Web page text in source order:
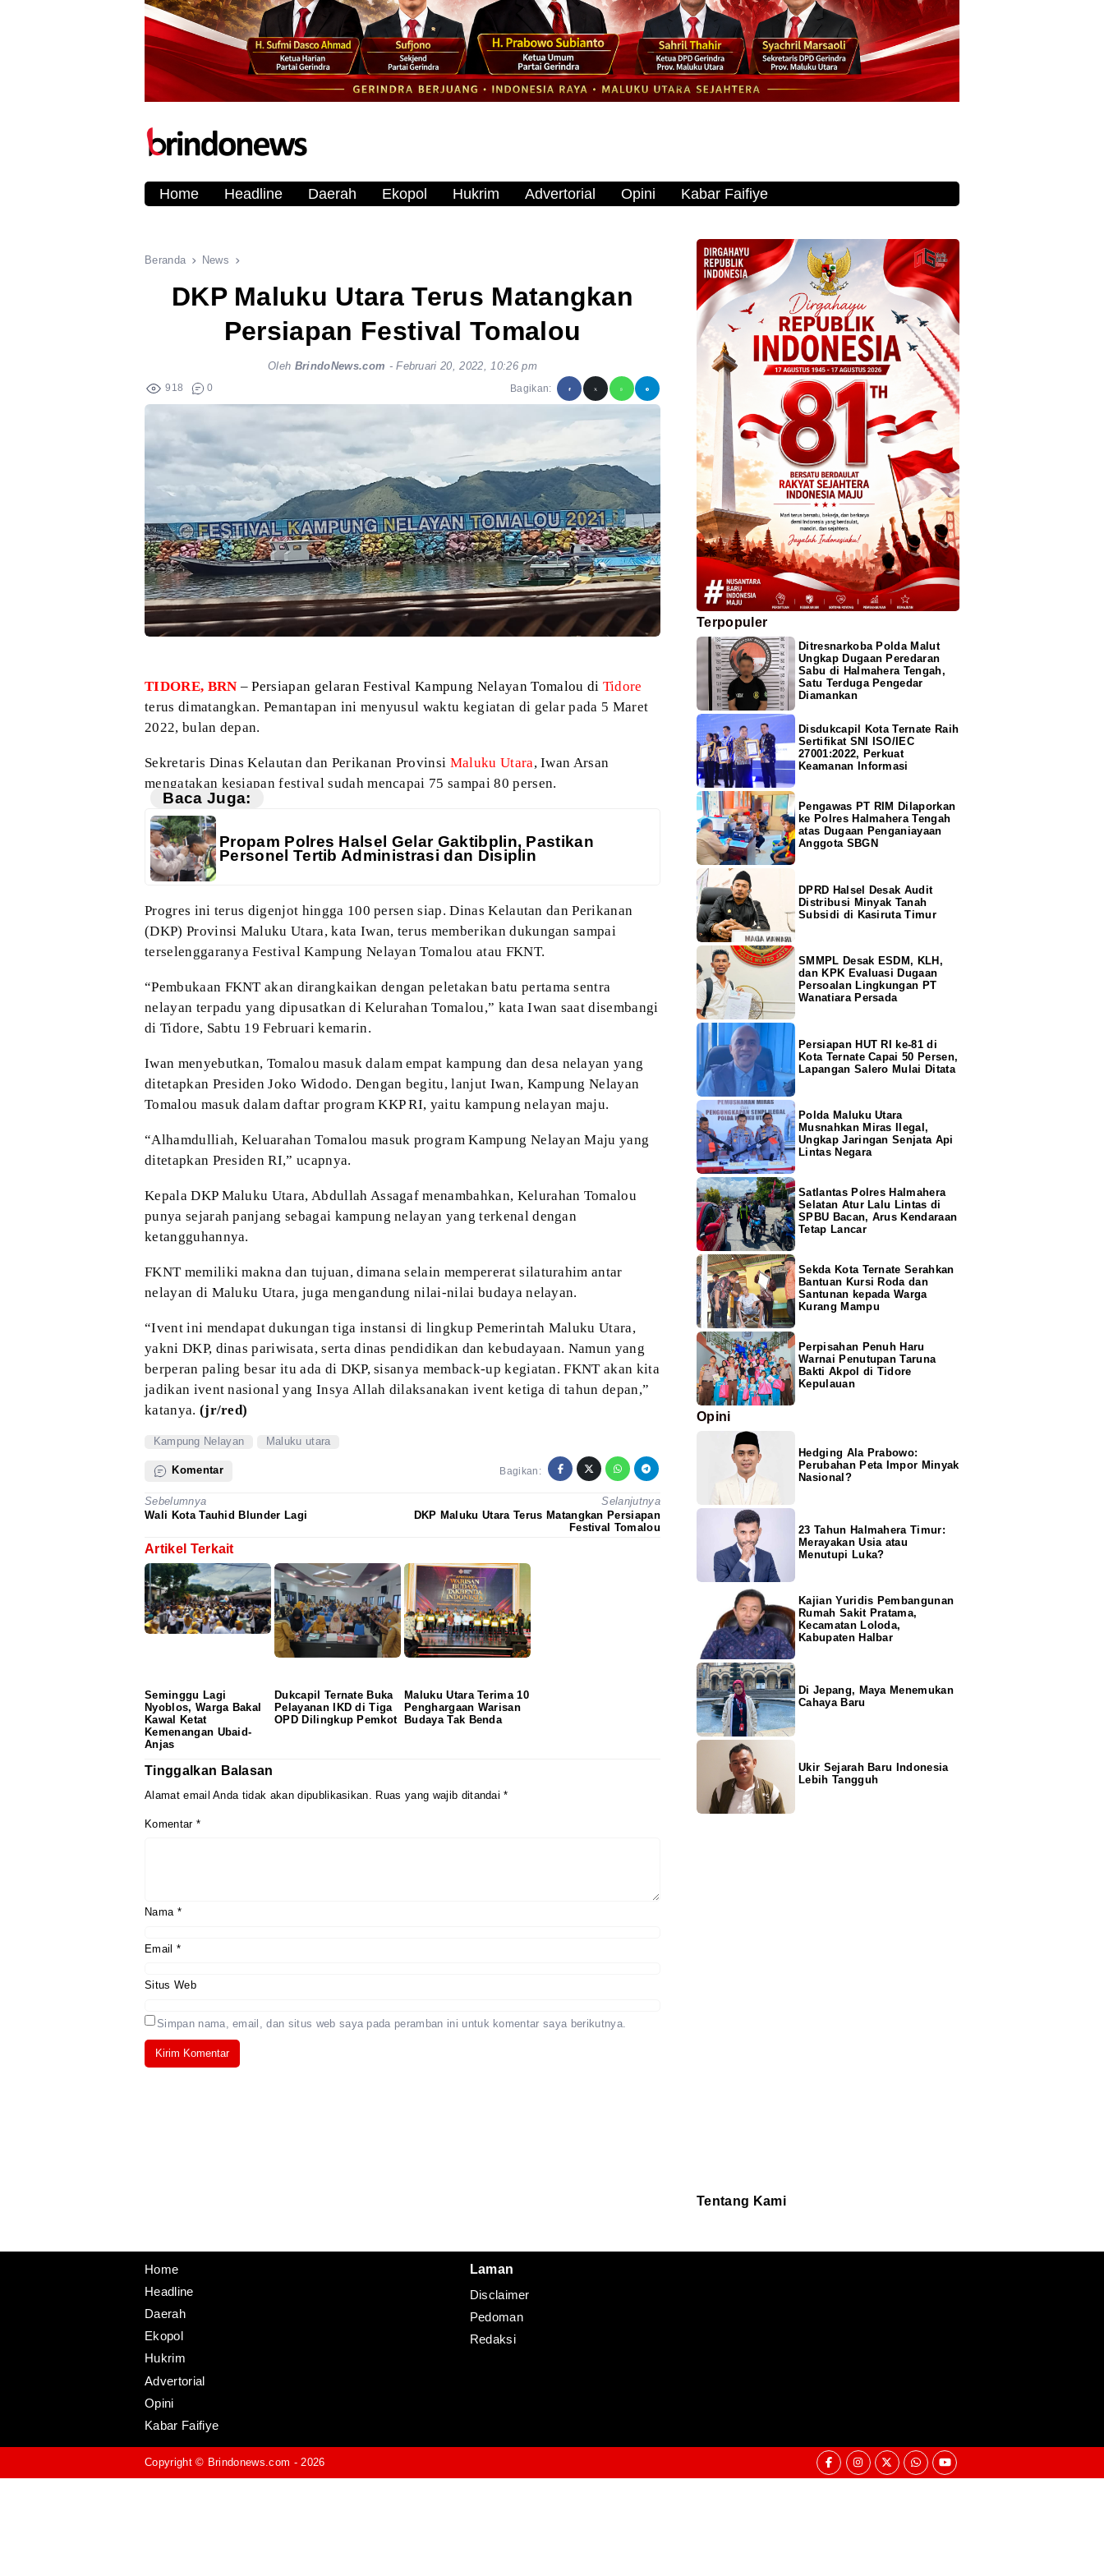
Home Headline Daerah Ekopol Hukrim Advertorial Opini Kabar Faifiye
Beranda News
DKP Maluku Utara Terus Matangkan
Persiapan Festival Tomalou
Oleh BrindoNews.com -Februari 20, 2022, 10:26 pm
918 0 Bagikan:
TIDORE, BRN – Persiapan gelaran Festival Kampung NelayanTomalou di Tidore
terus dimatangkan. Pemantapan ini menyusul waktu kegiatan di gelar pada 5 Maret
2022, bulan depan.
Sekretaris Dinas Kelautan dan Perikanan Provinsi Maluku Utara, Iwan Arsan
mengatakan kesiapan festival sudah mencapai 75 sampai 80 persen.
Baca Juga:
Propam Polres Halsel Gelar Gaktibplin, Pastikan
Personel Tertib Administrasi dan Disiplin
Progres ini terus digenjot hingga 100 persen siap. Dinas Kelautan dan Perikanan
(DKP) Provinsi Maluku Utara, kata Iwan, terus memberikan dukungan sampai
terselenggaranya Festival Kampung Nelayan Tomalou atau FKNT.
“Pembukaan FKNT akan dirangkaikan dengan peletakan batu pertama sentra
nelayan terpadu yang dipusatkan di Kelurahan Tomalou,” kata Iwan saat disembangi
di Tidore, Sabtu 19 Februari kemarin.
Iwan menyebutkan, Tomalou masuk dalam empat kampung dan desa nelayan yang
ditetapkan Presiden Joko Widodo. Dengan begitu, lanjut Iwan, Kampung Nelayan
Tomalou masuk dalam daftar program KKP RI, yaitu kampung nelayan maju.
“Alhamdulliah, Keluarahan Tomalou masuk program Kampung Nelayan Maju yang
ditetapkan Presiden RI,” ucapnya.
Kepala DKP Maluku Utara, Abdullah Assagaf menambahkan, Kelurahan Tomalou
punya sejarah panjang sebagai kampung nelayan yang terkenal dengan
ketangguhannya.
FKNT memiliki makna dan tujuan, dimana selain mempererat silaturahim antar
nelayan di Maluku Utara, juga mengandung nilai-nilai budaya nelayan.
“Ivent ini mendapat dukungan tiga instansi di lingkup Pemerintah Maluku Utara,
yakni DKP, dinas pariwisata, serta dinas pendidikan dan kebudayaan. Namun yang
berperan paling besar itu ada di DKP, sisanya memback-up kegiatan. FKNT akan kita
jadikan ivent nasional yang Insya Allah dilaksanakan ivent ketiga di tahun depan,”
katanya. (jr/red)
Kampung Nelayan Maluku utara
Komentar Bagikan:
Sebelumnya
Wali Kota Tauhid Blunder Lagi
Selanjutnya
DKP Maluku Utara Terus Matangkan Persiapan
Festival Tomalou
Artikel Terkait
Seminggu Lagi
Nyoblos, Warga Bakal
Kawal Ketat
Kemenangan Ubaid-
Anjas
Dukcapil Ternate Buka
Pelayanan IKD di Tiga
OPD Dilingkup Pemkot
Maluku Utara Terima 10
Penghargaan Warisan
Budaya Tak Benda
Tinggalkan Balasan
Alamat email Anda tidak akan dipublikasikan. Ruas yang wajib ditandai*
Komentar *
Nama *
Email *
Situs Web
Simpan nama, email, dan situs web saya pada peramban ini untuk komentar saya berikutnya.
Terpopuler
Ditresnarkoba Polda Malut
Ungkap Dugaan Peredaran
Sabu di Halmahera Tengah,
Satu Terduga Pengedar
Diamankan
Disdukcapil Kota Ternate Raih
Sertifikat SNI ISO/IEC
27001:2022, Perkuat
Keamanan Informasi
Pengawas PT RIM Dilaporkan
ke Polres Halmahera Tengah
atas Dugaan Penganiayaan
Anggota SBGN
DPRD Halsel Desak Audit
Distribusi Minyak Tanah
Subsidi di Kasiruta Timur
SMMPL Desak ESDM, KLH,
dan KPK Evaluasi Dugaan
Persoalan Lingkungan PT
Wanatiara Persada
Persiapan HUT RI ke-81 di
Kota Ternate Capai 50 Persen,
Lapangan Salero Mulai Ditata
Polda Maluku Utara
Musnahkan Miras Ilegal,
Ungkap Jaringan Senjata Api
Lintas Negara
Satlantas Polres Halmahera
Selatan Atur Lalu Lintas di
SPBU Bacan, Arus Kendaraan
Tetap Lancar
Sekda Kota Ternate Serahkan
Bantuan Kursi Roda dan
Santunan kepada Warga
Kurang Mampu
Perpisahan Penuh Haru
Warnai Penutupan Taruna
Bakti Akpol di Tidore
Kepulauan
Opini
Hedging Ala Prabowo:
Perubahan Peta Impor Minyak
Nasional?
23 Tahun Halmahera Timur:
Merayakan Usia atau
Menutupi Luka?
Kajian Yuridis Pembangunan
Rumah Sakit Pratama,
Kecamatan Loloda,
Kabupaten Halbar
Di Jepang, Maya Menemukan
Cahaya Baru
Ukir Sejarah Baru Indonesia
Lebih Tangguh
Tentang Kami
Home
Headline
Daerah
Ekopol
Hukrim
Advertorial
Opini
Kabar Faifiye
Laman
Disclaimer
Pedoman
Redaksi
Copyright © Brindonews.com - 2026